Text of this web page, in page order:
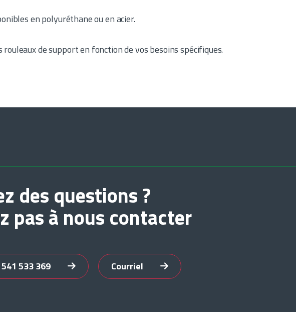
en polyuréthane ou en acier.
de support en fonction de vos besoins spécifiques.
des questions ?
pas à nous contacter
533 369 Courriel